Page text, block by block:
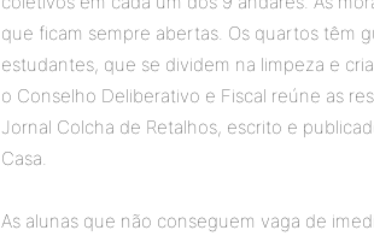
que ficam sempre abertas. Os quartos têm
estudantes, que se dividem na limpeza e
o Conselho Deliberativo e Fiscal reúne as
Jornal Colcha de Retalhos, escrito e
Casa.
As alunas que não conseguem vaga de